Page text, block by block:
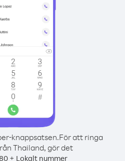
knappsatsen.För att ringa
Thailand, gör det
+ Lokalt nummer